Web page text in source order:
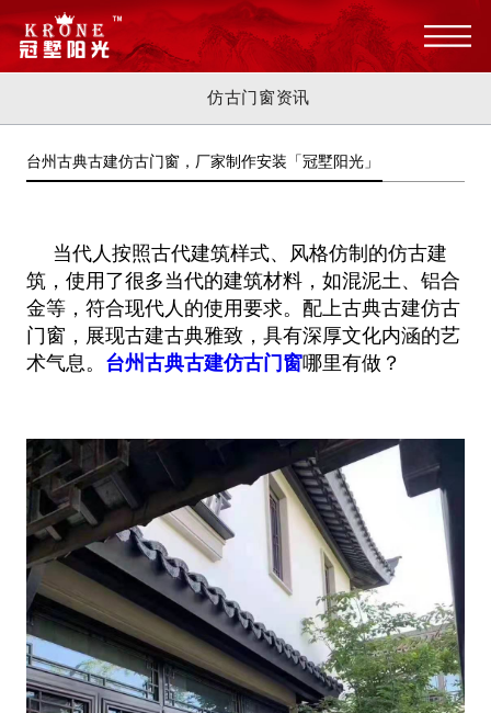
仿古门窗资讯
台州古典古建仿古门窗，厂家制作安装「冠墅阳光」
当代人按照古代建筑样式、风格仿制的仿古建
筑，使用了很多当代的建筑材料，如混泥土、铝合
金等，符合现代人的使用要求。配上古典古建仿古
门窗，展现古建古典雅致，具有深厚文化内涵的艺
术气息。 台州古典古建仿古门窗哪里有做？